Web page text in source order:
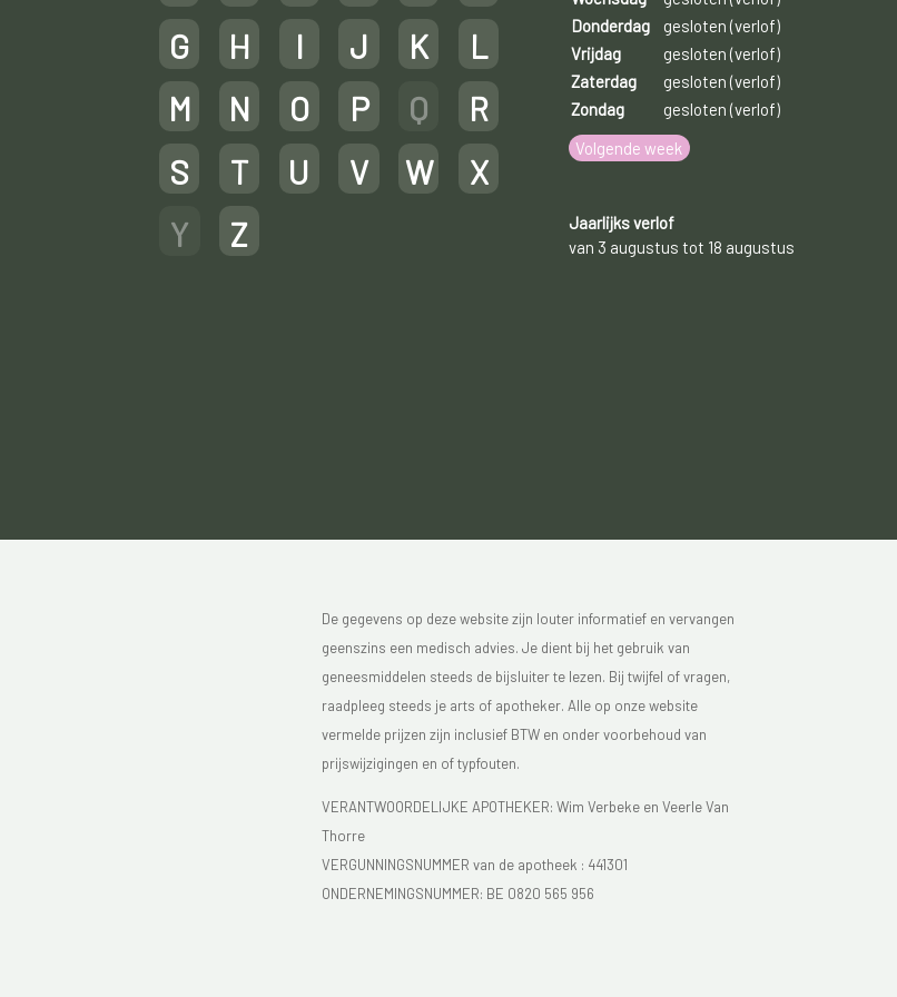
G
H I J K
L
M
N O P Q
R
S
T U V W
X
Y
Z
Donderdag
gesloten (verlof)
Vrijdag
gesloten (verlof)
Zaterdag
gesloten (verlof)
Zondag
gesloten (verlof)
Volgende week
Jaarlijks verlof
van 3 augustus tot 18 augustus
De gegevens op deze website zijn louter informatief en vervangen
geenszins een medisch advies. Je dient bij het gebruik van
geneesmiddelen steeds de bijsluiter te lezen. Bij twijfel of vragen,
raadpleeg steeds je arts of apotheker. Alle op onze website
vermelde prijzen zijn inclusief BTW en onder voorbehoud van
prijswijzigingen en of typfouten.
VERANTWOORDELIJKE APOTHEKER: Wim Verbeke en Veerle Van
Thorre
VERGUNNINGSNUMMER van de apotheek : 441301
ONDERNEMINGSNUMMER: BE 0820 565 956